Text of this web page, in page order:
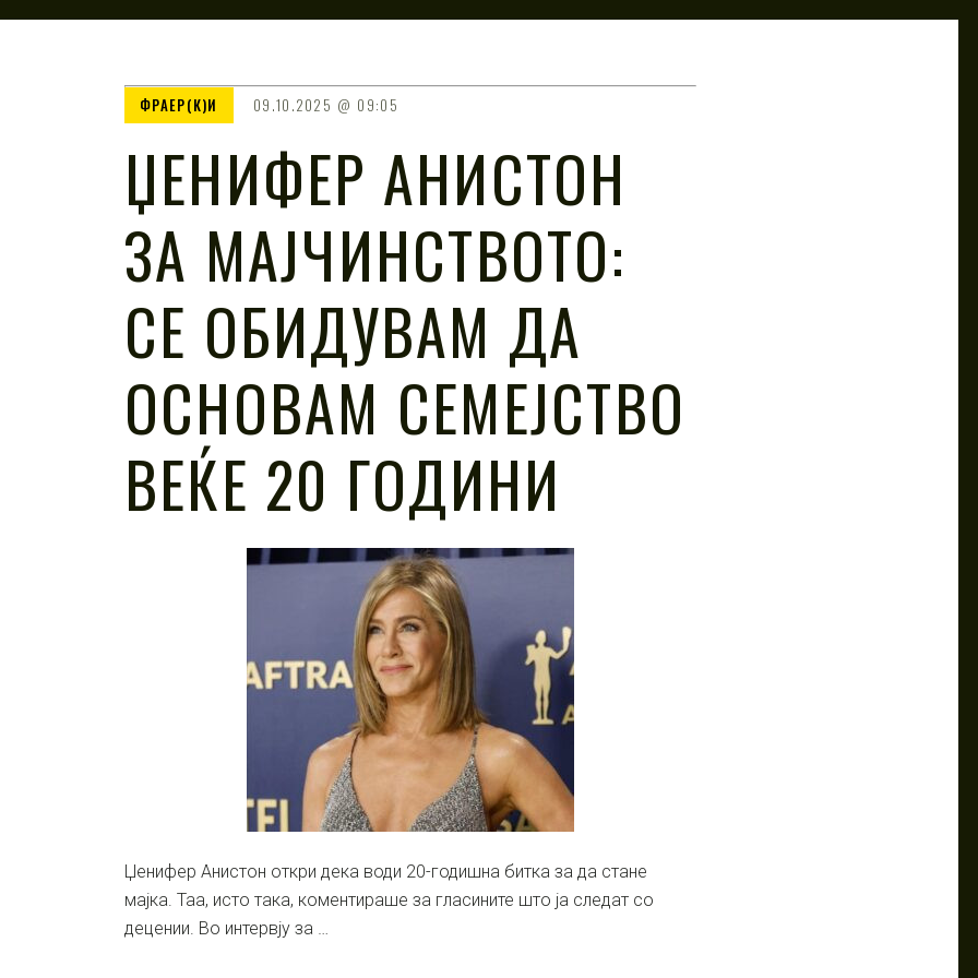
ФРАЕР(К)И 09.10.2025 09:05
ЏЕНИФЕР АНИСТОН
ЗА МАЈЧИНСТВОТО:
СЕ ОБИДУВАМ ДА
ОСНОВАМ СЕМЕЈСТВО
ВЕЌЕ 20 ГОДИНИ
Џенифер Анистон откри дека води 20-годишна битка за да стане
мајка. Таа, исто така, коментираше за гласините што ја следат со
децении. Во интервју за …